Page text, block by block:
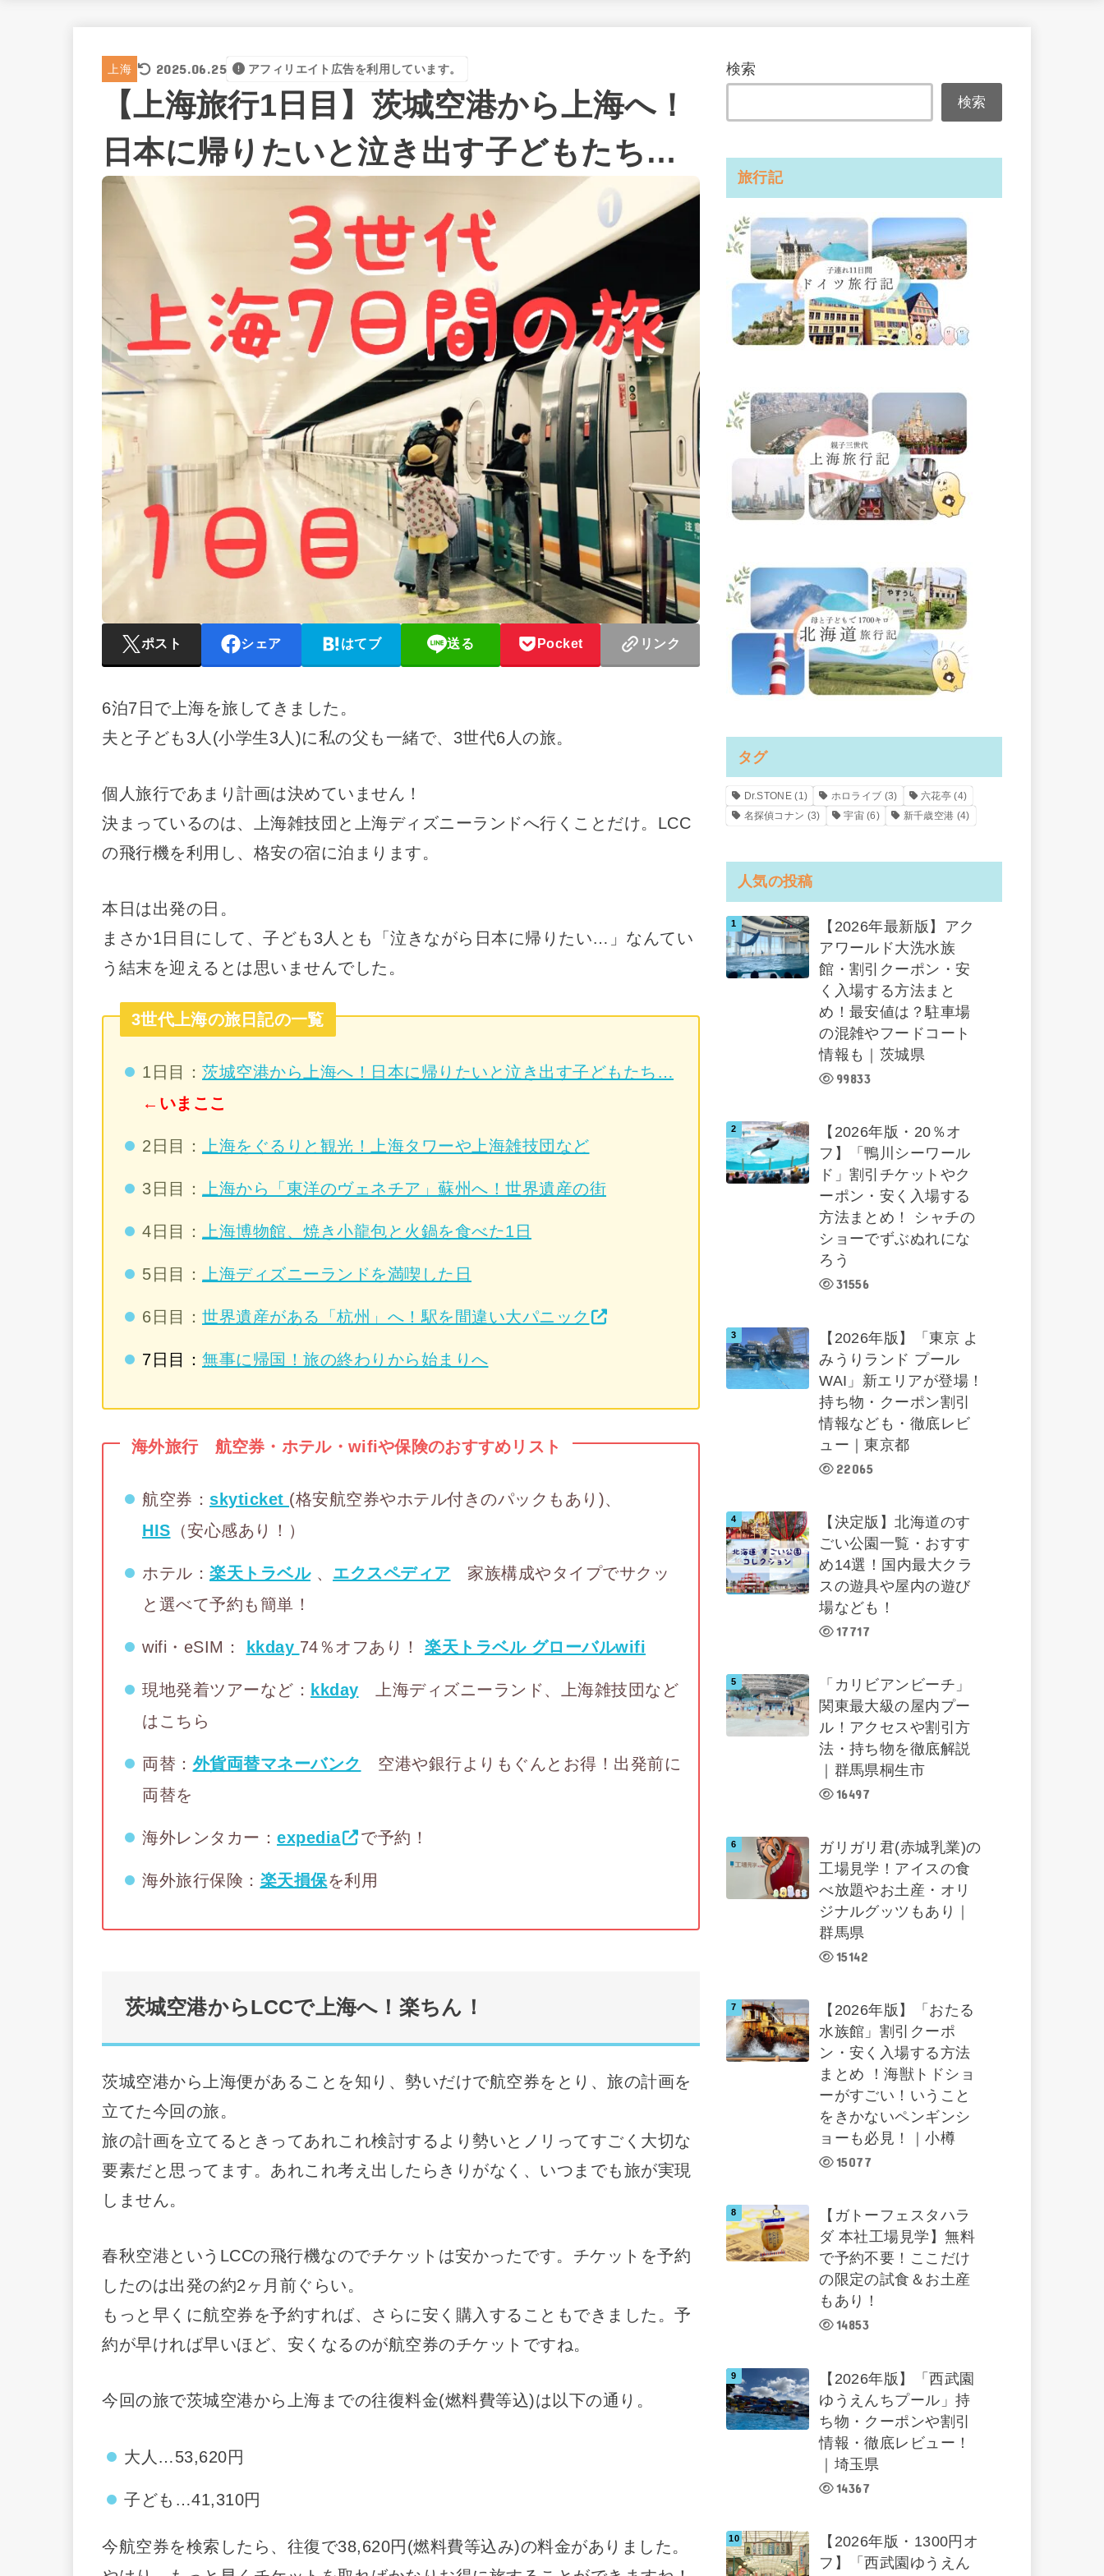
上海 2025.06.25 アフィリエイト広告を利用しています。
【上海旅行1日目】茨城空港から上海へ！
日本に帰りたいと泣き出す子どもたち…
ポスト シェア はてブ 送る Pocket リンク
6泊7日で上海を旅してきました。
夫と子ども3人(小学生3人)に私の父も一緒で、3世代6人の旅。
個人旅行であまり計画は決めていません！
決まっているのは、上海雑技団と上海ディズニーランドへ行くことだけ。LCC
の飛行機を利用し、格安の宿に泊まります。
本日は出発の日。
まさか1日目にして、子ども3人とも「泣きながら日本に帰りたい…」なんてい
う結末を迎えるとは思いませんでした。
3世代上海の旅日記の一覧
1日目： 茨城空港から上海へ！日本に帰りたいと泣き出す子どもたち…
←いまここ
2日目： 上海をぐるりと観光！上海タワーや上海雑技団など
3日目： 上海から「東洋のヴェネチア」蘇州へ！世界遺産の街
4日目： 上海博物館、焼き小龍包と火鍋を食べた1日
5日目： 上海ディズニーランドを満喫した日
6日目： 世界遺産がある「杭州」へ！駅を間違い大パニック
7日目： 無事に帰国！旅の終わりから始まりへ
海外旅行 航空券・ホテル・wifiや保険のおすすめリスト
航空券： skyticket (格安航空券やホテル付きのパックもあり)、
HIS （安心感あり！）
ホテル： 楽天トラベル、 エクスペディア 家族構成やタイプでサクッ
と選べて予約も簡単！
wifi・eSIM： kkday 74％オフあり！ 楽天トラベル グローバルwifi
現地発着ツアーなど： kkday 上海ディズニーランド、上海雑技団など
はこちら
両替： 外貨両替マネーバンク
空港や銀行よりもぐんとお得！出発前に
両替を
海外レンタカー： expedia で予約！
海外旅行保険： 楽天損保を利用
茨城空港からLCCで上海へ！楽ちん！
茨城空港から上海便があることを知り、勢いだけで航空券をとり、旅の計画を
立てた今回の旅。
旅の計画を立てるときってあれこれ検討するより勢いとノリってすごく大切な
要素だと思ってます。あれこれ考え出したらきりがなく、いつまでも旅が実現
しません。
春秋空港というLCCの飛行機なのでチケットは安かったです。チケットを予約
したのは出発の約2ヶ月前ぐらい。
もっと早くに航空券を予約すれば、さらに安く購入することもできました。予
約が早ければ早いほど、安くなるのが航空券のチケットですね。
今回の旅で茨城空港から上海までの往復料金(燃料費等込)は以下の通り。
大人…53,620円
子ども…41,310円
今航空券を検索したら、往復で38,620円(燃料費等込み)の料金がありました。
検索
検索
旅行記
タグ
Dr.STONE(1) ホロライブ (3) 六花亭 (4)
名探偵コナン (3) 宇宙(6) 新千歳空港 (4)
人気の投稿
【2026年最新版】アク
アワールド大洗水族
館・割引クーポン・安
く入場する方法まと
め！最安値は？駐車場
の混雑やフードコート
情報も｜茨城県
99833
【2026年版・20％オ
フ】「鴨川シーワール
ド」割引チケットやク
ーポン・安く入場する
方法まとめ！ シャチの
ショーでずぶぬれにな
ろう
31556
【2026年版】「東京 よ
みうりランド プール
WAI」新エリアが登場！
持ち物・クーポン割引
情報なども・徹底レビ
ュー｜東京都
22065
【決定版】北海道のす
ごい公園一覧・おすす
め14選！国内最大クラ
スの遊具や屋内の遊び
場なども！
17717
「カリビアンビーチ」
関東最大級の屋内プー
ル！アクセスや割引方
法・持ち物を徹底解説
｜群馬県桐生市
16497
ガリガリ君(赤城乳業)の
工場見学！アイスの食
べ放題やお土産・オリ
ジナルグッツもあり｜
群馬県
15142
【2026年版】「おたる
水族館」割引クーポ
ン・安く入場する方法
まとめ ！海獣トドショ
ーがすごい！いうこと
をきかないペンギンシ
ョーも必見！｜小樽
15077
【ガトーフェスタハラ
ダ 本社工場見学】無料
で予約不要！ここだけ
の限定の試食＆お土産
もあり！
14853
【2026年版】「西武園
ゆうえんちプール」持
ち物・クーポンや割引
情報・徹底レビュー！
｜埼玉県
14367
【2026年版・1300円オ
フ】「西武園ゆうえん